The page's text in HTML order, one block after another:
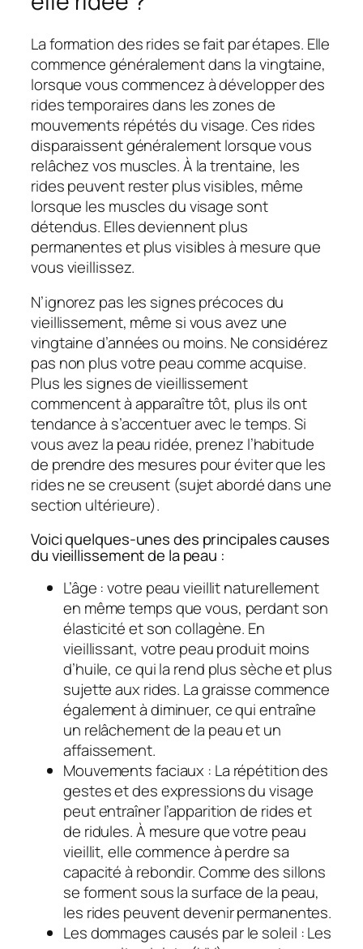
La formation des rides se fait par étapes. Elle
commence généralement dans la vingtaine,
lorsque vous commencez à développer des
rides temporaires dans les zones de
mouvements répétés du visage. Ces rides
disparaissent généralement lorsque vous
relâchez vos muscles. À la trentaine, les
rides peuvent rester plus visibles, même
lorsque les muscles du visage sont
détendus. Elles deviennent plus
permanentes et plus visibles à mesure que
vous vieillissez.
N’ignorez pas les signes précoces du
vieillissement, même si vous avez une
vingtaine d’années ou moins. Ne considérez
pas non plus votre peau comme acquise.
Plus les signes de vieillissement
commencent à apparaître tôt, plus ils ont
tendance à s’accentuer avec le temps. Si
vous avez la peau ridée, prenez l’habitude
de prendre des mesures pour éviter que les
rides ne se creusent (sujet abordé dans une
section ultérieure).
Voici quelques-unes des principales causes
du vieillissement de la peau :
L’âge : votre peau vieillit naturellement
en même temps que vous, perdant son
élasticité et son collagène. En
vieillissant, votre peau produit moins
d’huile, ce qui la rend plus sèche et plus
sujette aux rides. La graisse commence
également à diminuer, ce qui entraîne
un relâchement de la peau et un
affaissement.
Mouvements faciaux : La répétition des
gestes et des expressions du visage
peut entraîner l’apparition de rides et
de ridules. À mesure que votre peau
vieillit, elle commence à perdre sa
capacité à rebondir. Comme des sillons
se forment sous la surface de la peau,
les rides peuvent devenir permanentes.
Les dommages causés par le soleil : Les